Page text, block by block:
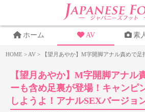
ホーム AV 素
HOME > AV > 【望月あやか】M字開脚アナル責めで
【望月あやか】M字開脚アナル
ーも含め足裏が登場！キャンピ
しようよ！アナルSEXバージョ